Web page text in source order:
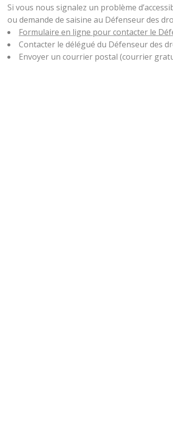
Si vous nous signalez un problème
ou demande de saisine au Défenseur des
Formulaire en ligne pour contacter le
Contacter le délégué du Défenseur des
Envoyer un courrier postal (courrier